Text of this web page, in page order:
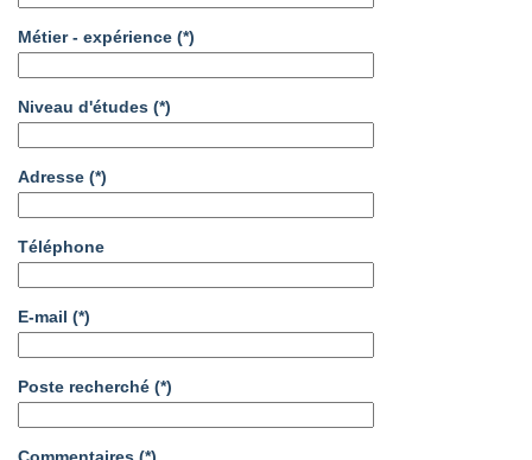
Métier - expérience (*)
Niveau d'études (*)
Adresse (*)
Téléphone
E-mail (*)
Poste recherché (*)